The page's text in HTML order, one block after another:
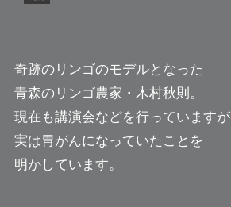
奇跡のリンゴのモデルとなった
青森のリンゴ農家・ 木村秋則 。
現在も講演会などを行っていますが
実は胃がんになっていたことを
明かしています。